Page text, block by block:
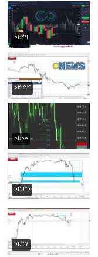
۰۱:۲۹
۰۲:۵۴
۰۱:۰۰
۰۲:۳۰
۰۱:۲۷